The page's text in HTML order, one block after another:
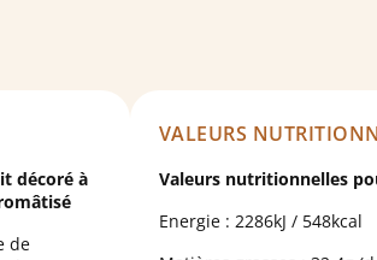
décoré à
de
VALEURS
Valeurs nutritionnelles
Energie : 2286kJ / 548kcal